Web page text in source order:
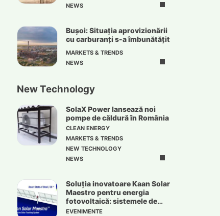
NEWS
Bușoi: Situația aprovizionării
cu carburanți s-a îmbunătățit
MARKETS & TRENDS
NEWS
New Technology
SolaX Power lansează noi
pompe de căldură în România
CLEAN ENERGY
MARKETS & TRENDS
NEW TECHNOLOGY
NEWS
Soluția inovatoare Kaan Solar
Maestro pentru energia
fotovoltaică: sistemele de
urmărire solară
EVENIMENTE